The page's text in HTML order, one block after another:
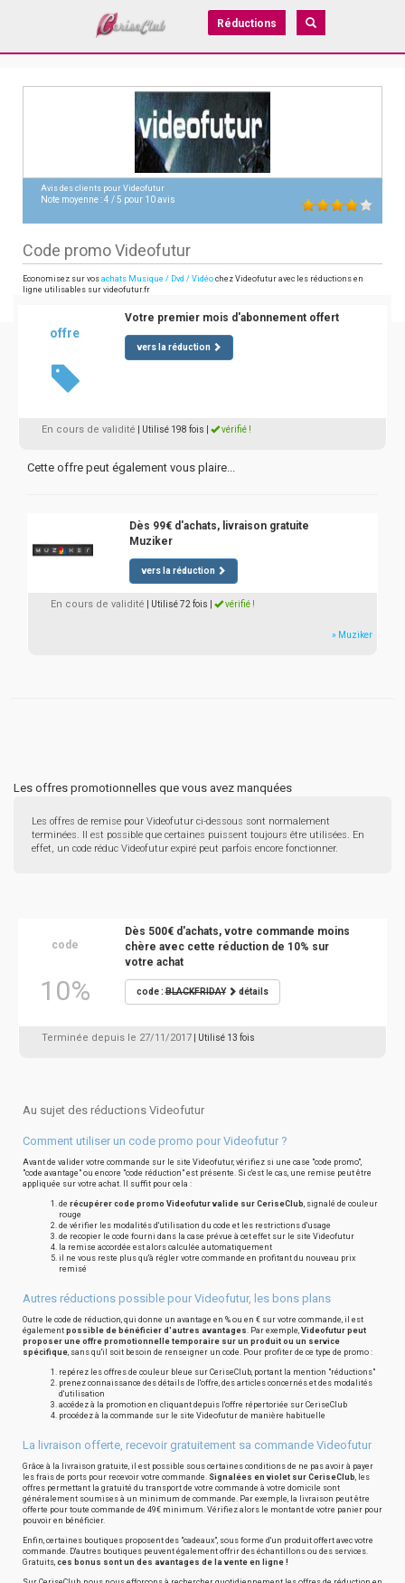
Réductions
Avis des clients pour Videofutur
Note moyenne :4 /5 pour 10avis
Code promo Videofutur
Economisez sur vos achats Musique / Dvd / Vidéo chez Videofutur avec les réductions en
ligne utilisables sur videofutur.fr
offre
Votre premier mois d'abonnement offert
vers la réduction
En cours de validité | Utilisé 198 fois vérifié !
Cette offre peut également vous plaire...
Dès 99€ d'achats, livraison gratuite
Muziker
vers la réduction
En cours de validité | Utilisé 72 fois vérifié !
» Muziker
Les offres promotionnelles que vous avez manquées
Les offres de remise pour Videofutur ci-dessous sont normalement
terminées. Il est possible que certaines puissent toujours être utilisées. En
effet, un code réduc Videofutur expiré peut parfois encore fonctionner.
code
10%
Dès 500€ d'achats, votre commande moins
chère avec cette réduction de 10% sur
votre achat
code :BLACKFRIDAY détails
Terminée depuis le 27/11/2017 | Utilisé 13 fois
Au sujet des réductions Videofutur
Comment utiliser un code promo pour Videofutur ?
Avant de valider votre commande sur le site Videofutur, vérifiez si une case "code promo",
"code avantage" ou encore "code réduction" est présente. Si c'est le cas, une remise peut être
appliquée sur votre achat. Il suffit pour cela :
de récupérer code promo Videofutur valide sur CeriseClub, signalé de couleur
rouge
de vérifier les modalités d'utilisation du code et les restrictions d'usage
de recopier le code fourni dans la case prévue à cet effet sur le site Videofutur
la remise accordée est alors calculée automatiquement
il ne vous reste plus qu'à régler votre commande en profitant du nouveau prix
remisé
Autres réductions possible pour Videofutur, les bons plans
Outre le code de réduction, qui donne un avantage en % ou en € sur votre commande, il est
également possible de bénéficier d'autres avantages. Par exemple, Videofutur peut
proposer une offre promotionnelle temporaire sur un produit ou un service
spécifique, sans qu'il soit besoin de renseigner un code. Pour profiter de ce type de promo :
repérez les offres de couleur bleue sur CeriseClub, portant la mention "réductions"
prenez connaissance des détails de l'offre, des articles concernés et des modalités
d'utilisation
accédez à la promotion en cliquant depuis l'offre répertoriée sur CeriseClub
procédez à la commande sur le site Videofutur de manière habituelle
La livraison offerte, recevoir gratuitement sa commande Videofutur
Grâce à la livraison gratuite, il est possible sous certaines conditions de ne pas avoir à payer
les frais de ports pour recevoir votre commande. Signalées en violet sur CeriseClub, les
offres permettant la gratuité du transport de votre commande à votre domicile sont
généralement soumises à un minimum de commande. Par exemple, la livraison peut être
offerte pour toute commande de 49€ minimum. Vérifiez alors le montant de votre panier pour
pouvoir en bénéficier.
Enfin, certaines boutiques proposent des "cadeaux", sous forme d'un produit offert avec votre
commande. D'autres boutiques peuvent également offrir des échantillons ou des services.
Gratuits, ces bonus sont un des avantages de la vente en ligne !